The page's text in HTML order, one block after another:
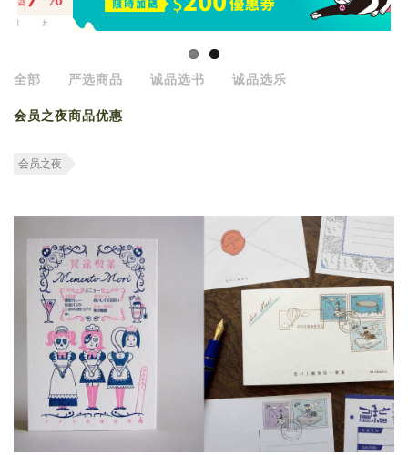
全部 严选商品 诚品选书 诚品选乐
会员之夜商品优惠
会员之夜